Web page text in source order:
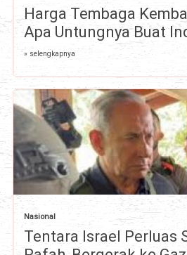
Harga Tembaga
Apa Untungnya Buat
» selengkapnya
Nasional
Tentara Israel Perluas